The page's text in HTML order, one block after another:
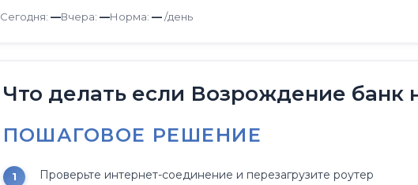
Сегодня: —Вчера: —Норма: —/день
Что делать если Возрождение банк
ПОШАГОВОЕ РЕШЕНИЕ
Проверьте интернет-соединение и перезагрузите роутер